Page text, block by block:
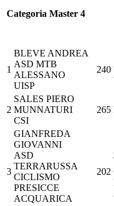
Categoria Master 4
1
BLEVE ANDREA
ASD MTB
ALESSANO
UISP
240
2
SALES PIERO
MUNNATURI
CSI
265
3
GIANFREDA
GIOVANNI
ASD
TERRARUSSA
CICLISMO
PRESICCE
ACQUARICA
202